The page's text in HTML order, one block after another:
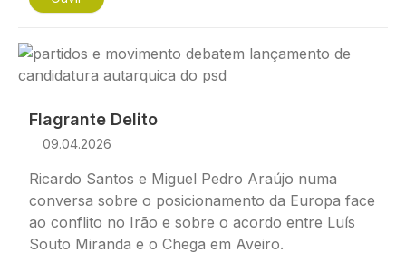
Imagem
Flagrante Delito
09.04.2026
Ricardo Santos e Miguel Pedro Araújo numa
conversa sobre o posicionamento da Europa face
ao conflito no Irão e sobre o acordo entre Luís
Souto Miranda e o Chega em Aveiro.